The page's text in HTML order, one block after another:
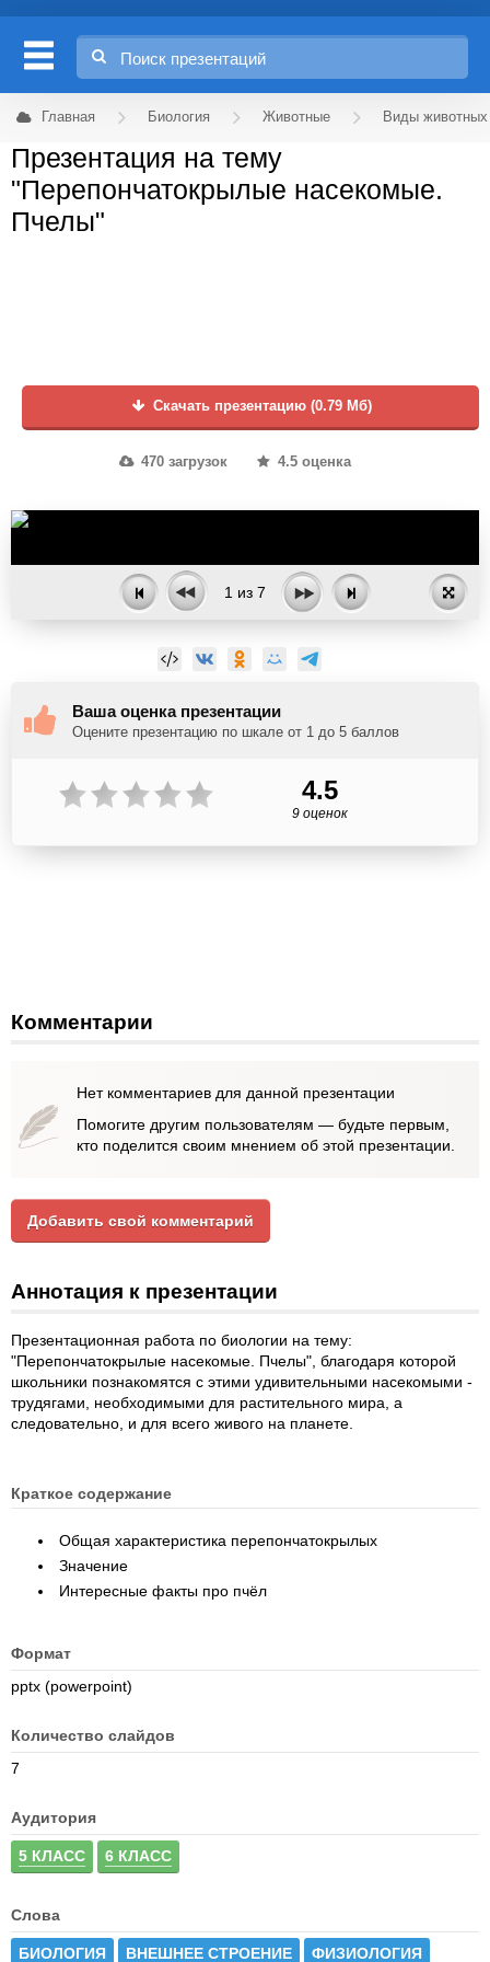
Главная Биология Животные Виды животных
Презентация на тему
"Перепончатокрылые насекомые.
Пчелы"
Скачать презентацию (0.79 Мб)
470 загрузок 4.5 оценка
1 из 7
Ваша оценка презентации
Оцените презентацию по шкале от 1 до 5 баллов
4.5
9 оценок
Комментарии
Нет комментариев для данной презентации
Помогите другим пользователям — будьте первым,
кто поделится своим мнением об этой презентации.
Добавить свой комментарий
Аннотация к презентации
Презентационная работа по биологии на тему:
"Перепончатокрылые насекомые. Пчелы", благодаря которой
школьники познакомятся с этими удивительными насекомыми -
трудягами, необходимыми для растительного мира, а
следовательно, и для всего живого на планете.
Краткое содержание
Общая характеристика перепончатокрылых
Значение
Интересные факты про пчёл
Формат
pptx (powerpoint)
Количество слайдов
7
Аудитория
5 КЛАСС 6 КЛАСС
Слова
БИОЛОГИЯ ВНЕШНЕЕ СТРОЕНИЕ ФИЗИОЛОГИЯ